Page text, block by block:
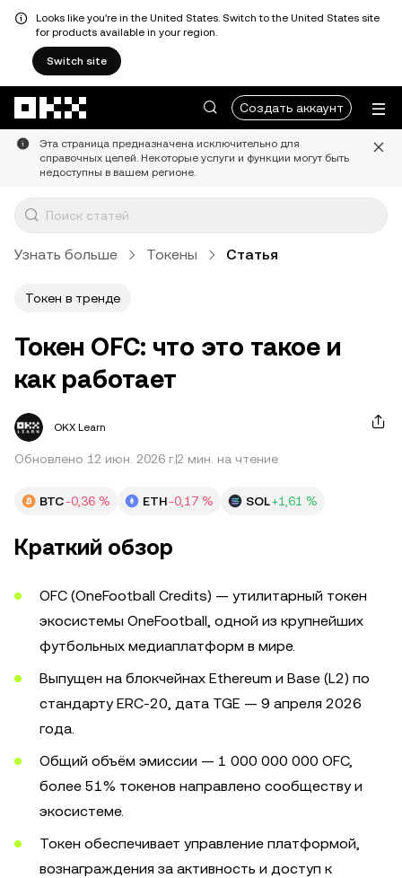
Looks like you're in the United States. Switch to the United States site
for products available in your region.
Switch site
Создать аккаунт
Эта страница предназначена исключительно для
справочных целей. Некоторые услуги и функции могут быть
недоступны в вашем регионе.
Узнать больше Токены Статья
Токен в тренде
Токен OFC: что это такое и
как работает
OKX Learn
Обновлено 12 июн. 2026 г. 2 мин. на чтение
BTC-0,36 % ETH-0,17 % SOL+1,61 %
Краткий обзор
OFC (OneFootball Credits) — утилитарный токен
экосистемы OneFootball, одной из крупнейших
футбольных медиаплатформ в мире.
Выпущен на блокчейнах Ethereum и Base (L2) по
стандарту ERC-20, дата TGE — 9 апреля 2026
года.
Общий объём эмиссии — 1 000 000 000 OFC,
более 51% токенов направлено сообществу и
экосистеме.
Токен обеспечивает управление платформой,
вознаграждения за активность и доступ к